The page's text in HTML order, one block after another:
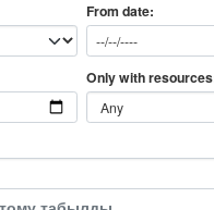
From date
Only with resources